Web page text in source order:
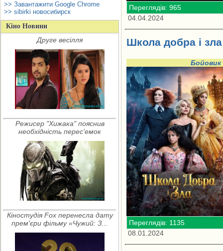
>> Завантажити Google Chrome
>> sibirki новосибирск
Кіно Новини
Друге весілля
Режисер "Хижака" пояснив
необхідність перес'емок
Кіностудія Fox перенесла дату
прем'єри фільму «Чужий: З...
Переглядів: 965
04.04.2024
Школа добра і
Бойовик
Переглядів: 1135
08.01.2024